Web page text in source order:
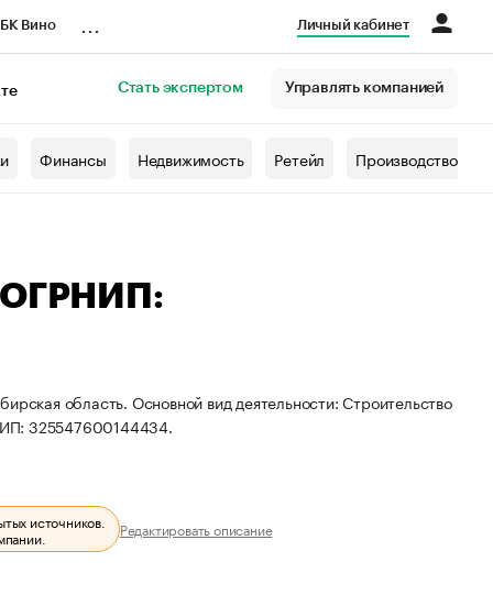
Вино Личный кабинет
Стать экспертом Управлять компанией
Финансы Недвижимость Ретейл Производство
ОГРНИП:
область. Основной вид деятельности: Строительство
325547600144434.
источников.
Редактировать описание